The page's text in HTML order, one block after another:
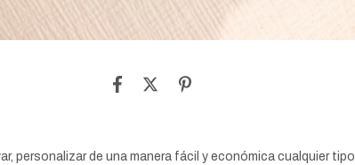
personalizar de una manera fácil y económica cualquier tipo